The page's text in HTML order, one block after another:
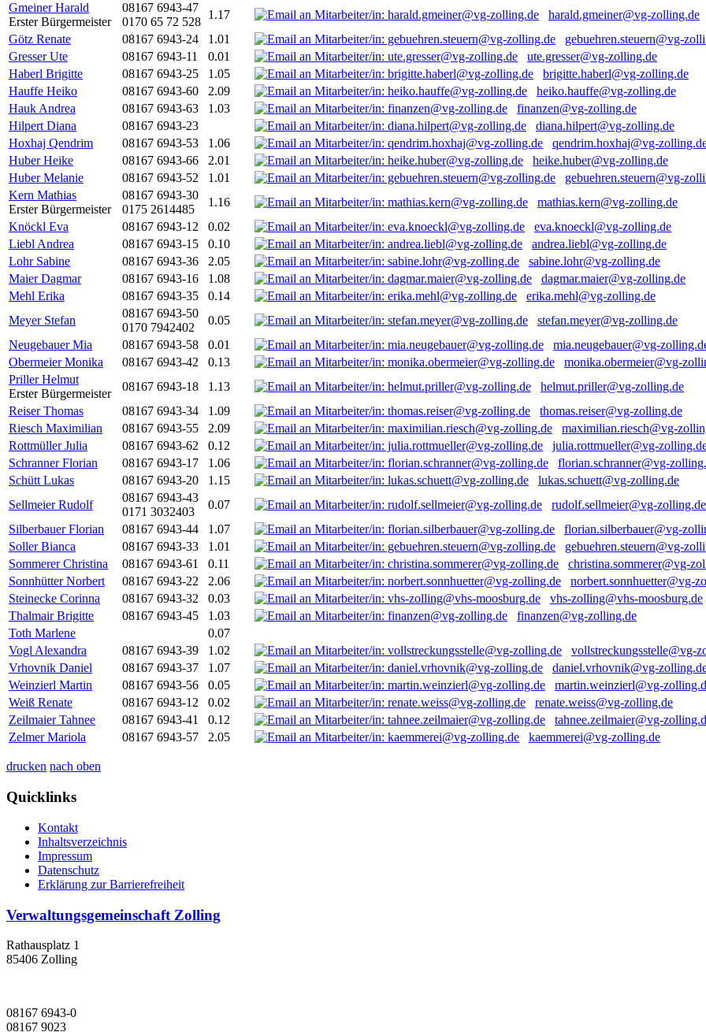
Gmeiner Harald
Erster Bürgermeister
08167 6943-47
0170 65 72 528
1.17
harald.gmeiner@vg-zolling.de
Götz Renate
08167 6943-24 1.01
gebuehren.steuern@vg-
Gresser Ute
08167 6943-11 0.01
ute.gresser@vg-zolling.de
Haberl Brigitte
08167 6943-25 1.05
brigitte.haberl@vg-zolling.de
Hauffe Heiko
08167 6943-60 2.09
heiko.hauffe@vg-zolling.de
Hauk Andrea
08167 6943-63 1.03
finanzen@vg-zolling.de
Hilpert Diana
08167 6943-23
diana.hilpert@vg-zolling.de
Hoxhaj Qendrim
08167 6943-53 1.06
qendrim.hoxhaj@vg-
Huber Heike
08167 6943-66 2.01
heike.huber@vg-zolling.de
Huber Melanie
08167 6943-52 1.01
gebuehren.steuern@vg-
Kern Mathias
Erster Bürgermeister
08167 6943-30
0175 2614485
1.16
mathias.kern@vg-zolling.de
Knöckl Eva
08167 6943-12 0.02
eva.knoeckl@vg-zolling.de
Liebl Andrea
08167 6943-15 0.10
andrea.liebl@vg-zolling.de
Lohr Sabine
08167 6943-36 2.05
sabine.lohr@vg-zolling.de
Maier Dagmar
08167 6943-16 1.08
dagmar.maier@vg-zolling.de
Mehl Erika
08167 6943-35 0.14
erika.mehl@vg-zolling.de
Meyer Stefan
08167 6943-50
0170 7942402
0.05
stefan.meyer@vg-zolling.de
Neugebauer Mia
08167 6943-58 0.01
mia.neugebauer@vg-
Obermeier Monika
08167 6943-42 0.13
monika.obermeier@vg-
Priller Helmut
Erster Bürgermeister
08167 6943-18 1.13
helmut.priller@vg-zolling.de
Reiser Thomas
08167 6943-34 1.09
thomas.reiser@vg-zolling.de
Riesch Maximilian
08167 6943-55 2.09
maximilian.riesch@vg-
Rottmüller Julia
08167 6943-62 0.12
julia.rottmueller@vg-
Schranner Florian
08167 6943-17 1.06
florian.schranner@vg-
Schütt Lukas
08167 6943-20 1.15
lukas.schuett@vg-zolling.de
Sellmeier Rudolf
08167 6943-43
0171 3032403
0.07
rudolf.sellmeier@vg-zolling.de
Silberbauer Florian
08167 6943-44 1.07
florian.silberbauer@vg-
Soller Bianca
08167 6943-33 1.01
gebuehren.steuern@vg-
Sommerer Christina
08167 6943-61 0.11
christina.sommerer@vg-
Sonnhütter Norbert
08167 6943-22 2.06
norbert.sonnhuetter@vg-
Steinecke Corinna
08167 6943-32 0.03
vhs-zolling@vhs-moosburg.de
Thalmair Brigitte
08167 6943-45 1.03
finanzen@vg-zolling.de
Toth Marlene
0.07
Vogl Alexandra
08167 6943-39 1.02
vollstreckungsstelle@vg-
Vrhovnik Daniel
08167 6943-37 1.07
daniel.vrhovnik@vg-
Weinzierl Martin
08167 6943-56 0.05
martin.weinzierl@vg-
Weiß Renate
08167 6943-12 0.02
renate.weiss@vg-zolling.de
Zeilmaier Tahnee
08167 6943-41 0.12
tahnee.zeilmaier@vg-
Zelmer Mariola
08167 6943-57 2.05 kaemmerei@vg-zolling.de
drucken nach oben
Quicklinks
Kontakt
Inhaltsverzeichnis
Impressum
Datenschutz
Erklärung zur Barrierefreiheit
Verwaltungsgemeinschaft Zolling
Rathausplatz 1
85406 Zolling
08167 6943-0
08167 9023